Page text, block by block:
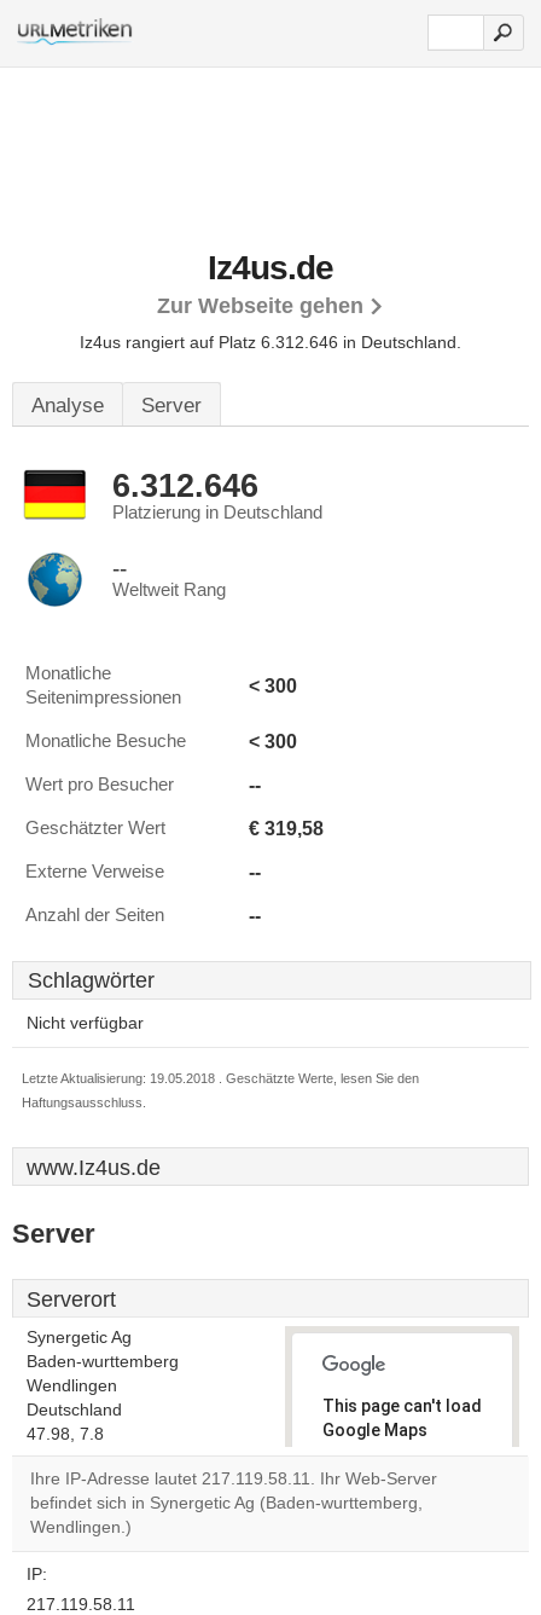
Iz4us.de
Zur Webseite gehen
Iz4us rangiert auf Platz 6.312.646 in Deutschland.
Analyse Server
6.312.646
Platzierung in Deutschland
--
Weltweit Rang
Monatliche
Seitenimpressionen
< 300
Monatliche Besuche < 300
Wert pro Besucher --
Geschätzter Wert € 319,58
Externe Verweise --
Anzahl der Seiten --
Schlagwörter
Nicht verfügbar
Letzte Aktualisierung: 19.05.2018 . Geschätzte Werte, lesen Sie den
Haftungsausschluss.
www.Iz4us.de
Server
Serverort
Synergetic Ag
Baden-wurttemberg
Wendlingen
Deutschland
47.98, 7.8
This page can't load
Google Maps
correctly.
Do you
Ihre IP-Adresse lautet 217.119.58.11. Ihr Web-Server
befindet sich in Synergetic Ag (Baden-wurttemberg,
Wendlingen.)
IP:
217.119.58.11